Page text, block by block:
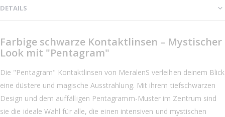
DETAILS
Farbige schwarze Kontaktlinsen – Mystischer
Look mit "Pentagram"
Die "Pentagram" Kontaktlinsen von MeralenS verleihen deinem Blick
eine düstere und magische Ausstrahlung. Mit ihrem tiefschwarzen
Design und dem auffälligen Pentagramm-Muster im Zentrum sind
sie die ideale Wahl für alle, die einen intensiven und mystischen